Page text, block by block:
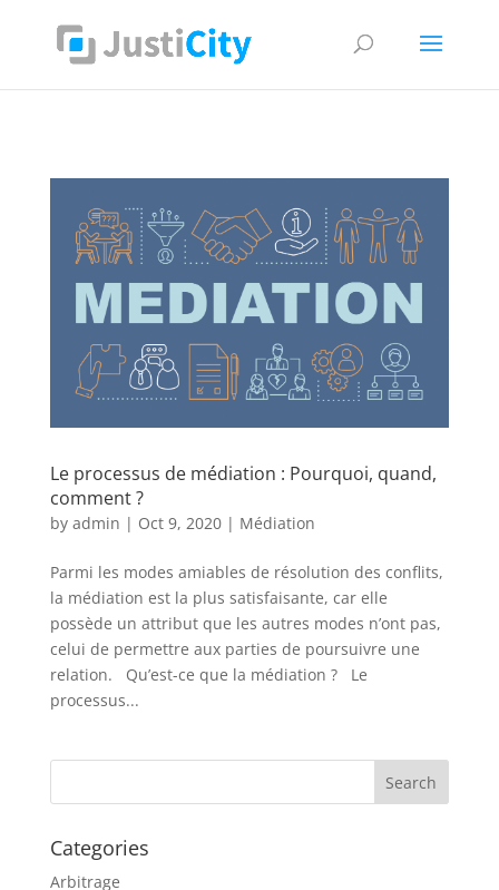
Le processus de médiation : Pourquoi, quand,
comment ?
by admin | Oct 9, 2020| Médiation
Parmi les modes amiables de résolution des conflits,
la médiation est la plus satisfaisante, car elle
possède un attribut que les autres modes n’ont pas,
celui de permettre aux parties de poursuivre une
relation. Qu’est-ce que la médiation ? Le
processus...
Categories
Arbitrage